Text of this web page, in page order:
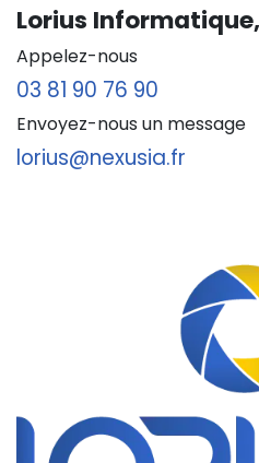
Lorius
Appelez-nous
03 81 90 76 90
Envoyez-nous un message
lorius@nexusia.fr